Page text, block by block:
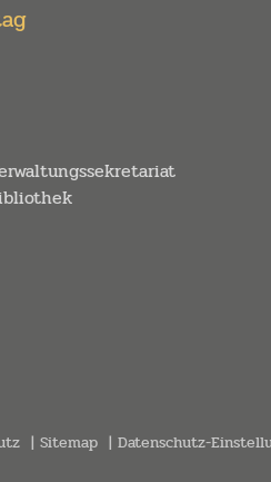
Sitemap Datenschutz-